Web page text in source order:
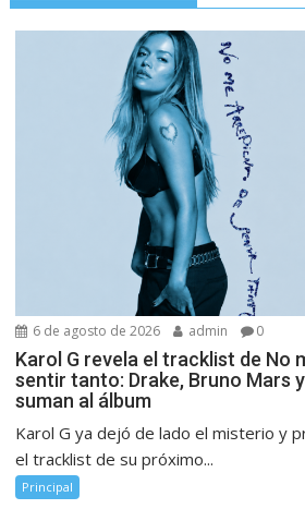
6 de agosto de 2026 admin 0
Karol G revela el tracklist de No
sentir tanto: Drake, Bruno Mars
suman al álbum
Karol G ya dejó de lado el misterio y
el tracklist de su próximo...
Principal